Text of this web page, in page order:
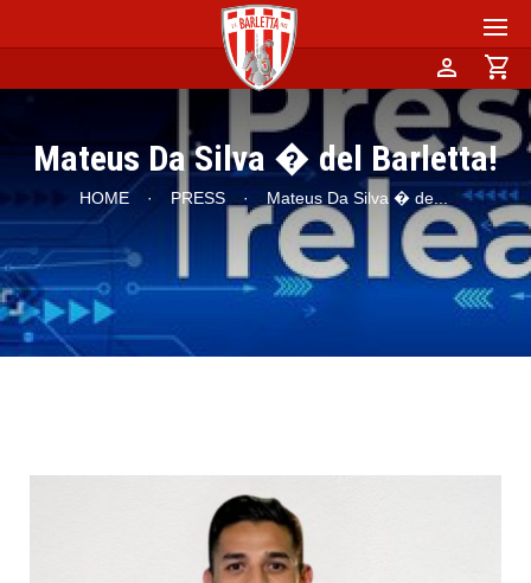
person shopping_cart
Mateus Da Silva � del Barletta!
HOME · PRESS · Mateus Da Silva � de...